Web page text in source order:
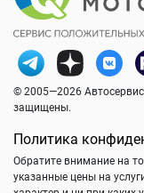
© 2005—2026
защищены.
Политика
Обратите внимание на
указанные цены на